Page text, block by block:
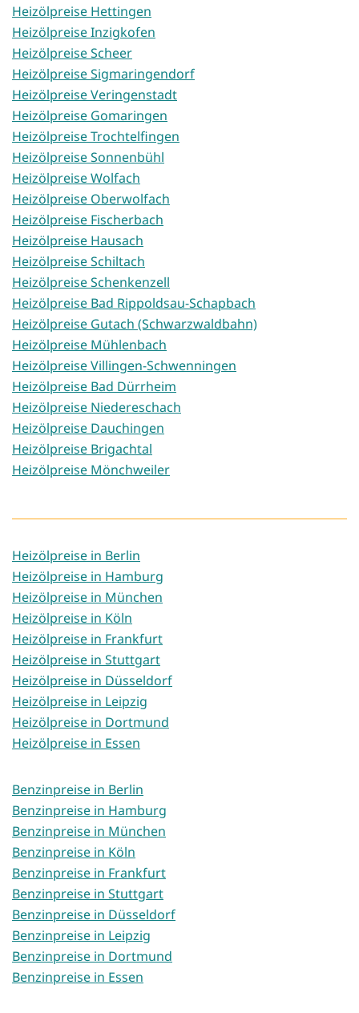
Heizölpreise Hettingen
Heizölpreise Inzigkofen
Heizölpreise Scheer
Heizölpreise Sigmaringendorf
Heizölpreise Veringenstadt
Heizölpreise Gomaringen
Heizölpreise Trochtelfingen
Heizölpreise Sonnenbühl
Heizölpreise Wolfach
Heizölpreise Oberwolfach
Heizölpreise Fischerbach
Heizölpreise Hausach
Heizölpreise Schiltach
Heizölpreise Schenkenzell
Heizölpreise Bad Rippoldsau-Schapbach
Heizölpreise Gutach (Schwarzwaldbahn)
Heizölpreise Mühlenbach
Heizölpreise Villingen-Schwenningen
Heizölpreise Bad Dürrheim
Heizölpreise Niedereschach
Heizölpreise Dauchingen
Heizölpreise Brigachtal
Heizölpreise Mönchweiler
Heizölpreise in Berlin
Heizölpreise in Hamburg
Heizölpreise in München
Heizölpreise in Köln
Heizölpreise in Frankfurt
Heizölpreise in Stuttgart
Heizölpreise in Düsseldorf
Heizölpreise in Leipzig
Heizölpreise in Dortmund
Heizölpreise in Essen
Benzinpreise in Berlin
Benzinpreise in Hamburg
Benzinpreise in München
Benzinpreise in Köln
Benzinpreise in Frankfurt
Benzinpreise in Stuttgart
Benzinpreise in Düsseldorf
Benzinpreise in Leipzig
Benzinpreise in Dortmund
Benzinpreise in Essen